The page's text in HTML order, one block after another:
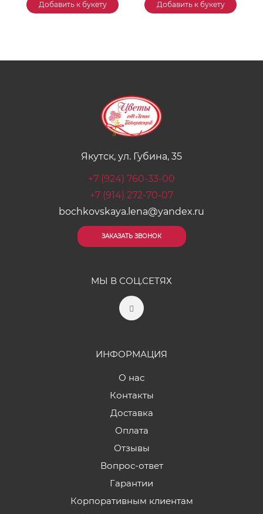
Добавить к букету Добавить к букету
Якутск, ул. Губина, 35
+7 (924) 760-33-00
+7 (914) 272-70-07
bochkovskaya.lena@yandex.ru
ЗАКАЗАТЬ ЗВОНОК
МЫ В СОЦ.СЕТЯХ
ИНФОРМАЦИЯ
О нас
Контакты
Доставка
Оплата
Отзывы
Вопрос-ответ
Гарантии
Корпоративным клиентам